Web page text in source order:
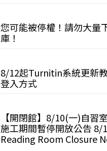
您可能被停權！請勿大量
庫！
8/12起Turnitin系統更新
登入方式
【開閉館】8/10(一)自習
施工期間暫停開放公告 8/
Reading Room Closure